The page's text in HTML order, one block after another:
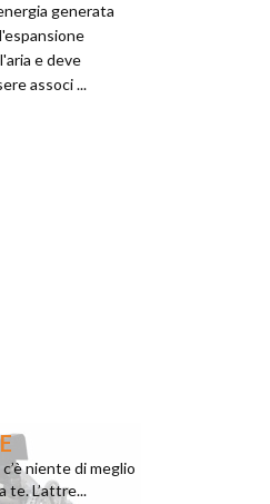
generata
e deve
associ ...
niente di meglio
te. L’attre...